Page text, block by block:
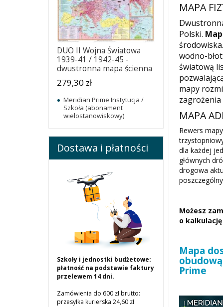
MAPA
Polski.
wodno-
światową
mapy
MAPA
Rewers
dla każdej
głównych
drogowa
Możesz
o
Mapa
Prime
DUO II Wojna Światowa
1939-41 / 1942-45 -
dwustronna mapa ścienna
279,30 zł
Meridian Prime Instytucja /
Szkoła (abonament
wielostanowiskowy)
Dostawa i płatności
Szkoły i jednostki budżetowe:
płatność na podstawie faktury
przelewem 14 dni.
Zamówienia do 600 zł brutto:
przesyłka kurierska 24,60 zł